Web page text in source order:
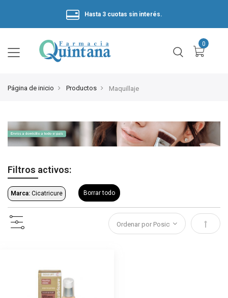
Hasta 3 cuotas sin interés.
Página de inicio Productos Maquillaje
Filtros activos:
Marca: Cicatricure Borrar todo